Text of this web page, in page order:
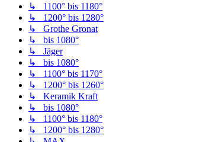
↳ 1100° bis 1180°
↳ 1200° bis 1280°
↳ Grothe Gronat
↳ bis 1080°
↳ Jäger
↳ bis 1080°
↳ 1100° bis 1170°
↳ 1200° bis 1260°
↳ Keramik Kraft
↳ bis 1080°
↳ 1100° bis 1180°
↳ 1200° bis 1280°